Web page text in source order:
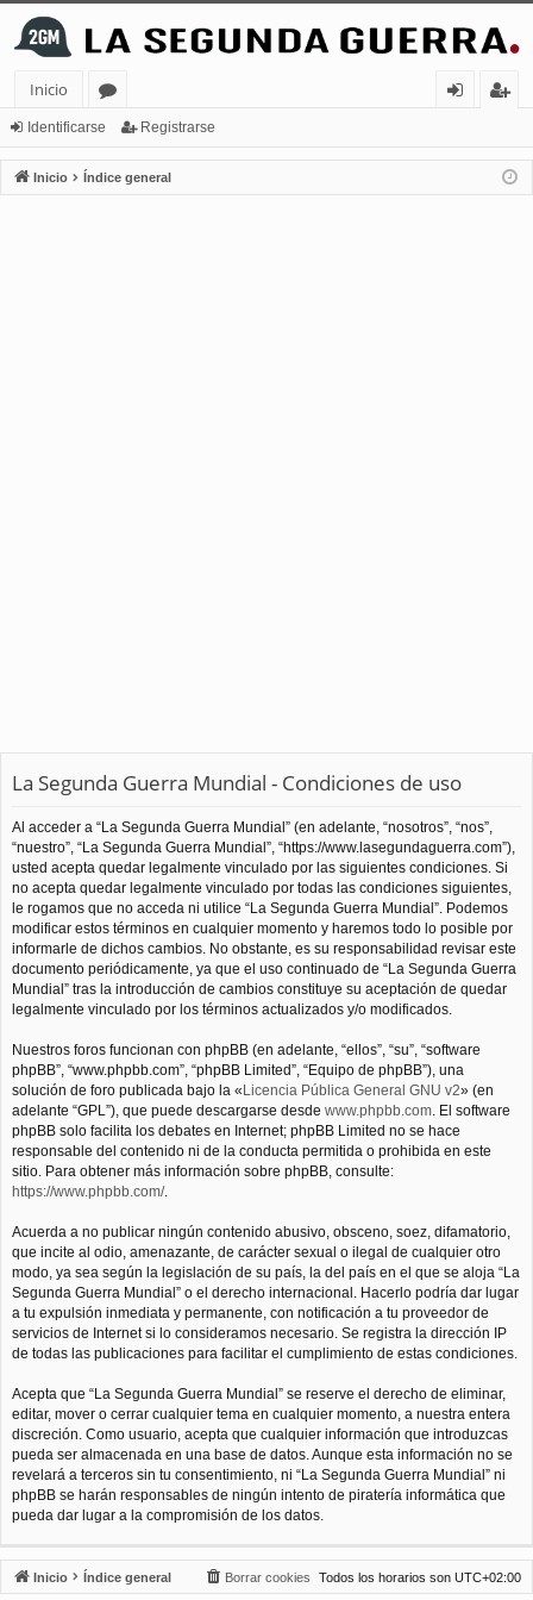
Inicio
or
os
nt
ifi
ist
ra
Identificarse Registrarse
Inicio Índice general
La Segunda Guerra Mundial - Condiciones de uso
Al acceder a “La Segunda Guerra Mundial” (en adelante, “nosotros”, “nos”,
“nuestro”, “La Segunda Guerra Mundial”, “https://www.lasegundaguerra.com”),
usted acepta quedar legalmente vinculado por las siguientes condiciones. Si
no acepta quedar legalmente vinculado por todas las condiciones siguientes,
le rogamos que no acceda ni utilice “La Segunda Guerra Mundial”. Podemos
modificar estos términos en cualquier momento y haremos todo lo posible por
informarle de dichos cambios. No obstante, es su responsabilidad revisar este
documento periódicamente, ya que el uso continuado de “La Segunda Guerra
Mundial” tras la introducción de cambios constituye su aceptación de quedar
legalmente vinculado por los términos actualizados y/o modificados.
Nuestros foros funcionan con phpBB (en adelante, “ellos”, “su”, “software
phpBB”, “www.phpbb.com”, “phpBB Limited”, “Equipo de phpBB”), una
solución de foro publicada bajo la «Licencia Pública General GNU v2» (en
adelante “GPL”), que puede descargarse desde www.phpbb.com. El software
phpBB solo facilita los debates en Internet; phpBB Limited no se hace
responsable del contenido ni de la conducta permitida o prohibida en este
sitio. Para obtener más información sobre phpBB, consulte:
https://www.phpbb.com/.
Acuerda a no publicar ningún contenido abusivo, obsceno, soez, difamatorio,
que incite al odio, amenazante, de carácter sexual o ilegal de cualquier otro
modo, ya sea según la legislación de su país, la del país en el que se aloja “La
Segunda Guerra Mundial” o el derecho internacional. Hacerlo podría dar lugar
a tu expulsión inmediata y permanente, con notificación a tu proveedor de
servicios de Internet si lo consideramos necesario. Se registra la dirección IP
de todas las publicaciones para facilitar el cumplimiento de estas condiciones.
Acepta que “La Segunda Guerra Mundial” se reserve el derecho de eliminar,
editar, mover o cerrar cualquier tema en cualquier momento, a nuestra entera
discreción. Como usuario, acepta que cualquier información que introduzcas
pueda ser almacenada en una base de datos. Aunque esta información no se
revelará a terceros sin tu consentimiento, ni “La Segunda Guerra Mundial” ni
phpBB se harán responsables de ningún intento de piratería informática que
pueda dar lugar a la compromisión de los datos.
Inicio Índice general Todos los horarios son UTC+02:00
Borrar cookies